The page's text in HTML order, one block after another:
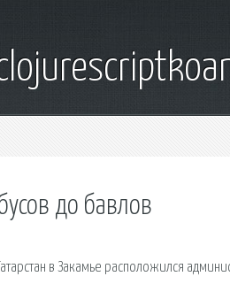
до бавлов
в Закамье расположился